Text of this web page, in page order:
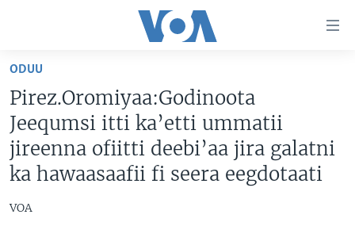
seenan
gabaasaatti
darbi
Gara
fuula
ijootti
ITOOPHIYAA|EERTIRAA
YUNAAYTID ISTEETS
TAMSAASA GUYAADHAA GUYYAA
VIIDIYOO
TAMSAASA SAGALEEN
IBSA GULAALAA MOOTUMMAA YUNAAYTID ISTEETS
Learning English
ODUU
Pirez.Oromiyaa:Godinoota
Jeequmsi itti ka’etti ummatii
jireenna ofiitti deebi’aa jira galatni
ka hawaasaafii fi seera eegdotaati
VOA